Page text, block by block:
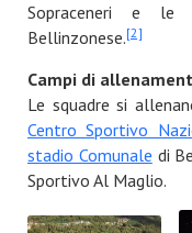
Sopraceneri e le
Bellinzonese.[2]
Campi di
Le squadre si
Centro Sportivo
stadio Comunale di
Sportivo Al Maglio.